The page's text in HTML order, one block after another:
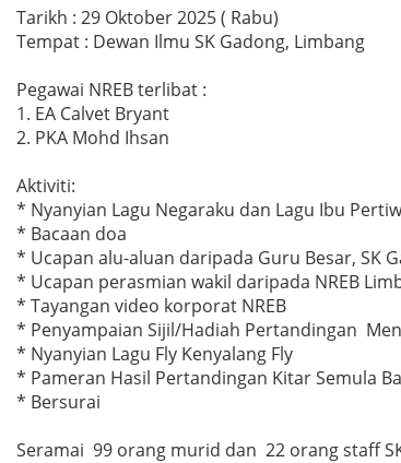
Tarikh : 29 Oktober 2025 ( Rabu)
Tempat : Dewan Ilmu SK Gadong, Limbang
Pegawai NREB terlibat :
1. EA Calvet Bryant
2. PKA Mohd Ihsan
Aktiviti:
* Nyanyian Lagu Negaraku dan Lagu Ibu
* Bacaan doa
* Ucapan alu-aluan daripada Guru Besar, SK
* Ucapan perasmian wakil daripada NREB
* Tayangan video korporat NREB
* Penyampaian Sijil/Hadiah Pertandingan
* Nyanyian Lagu Fly Kenyalang Fly
* Pameran Hasil Pertandingan Kitar Semula
* Bersurai
Seramai 99 orang murid dan 22 orang staff